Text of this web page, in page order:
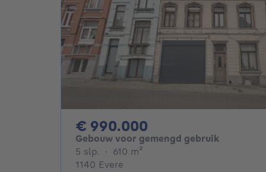
€ 990.000
Gebouw voor gemengd gebruik
5 slp. 5 slaapkamers
· 610 m²
1140 Evere